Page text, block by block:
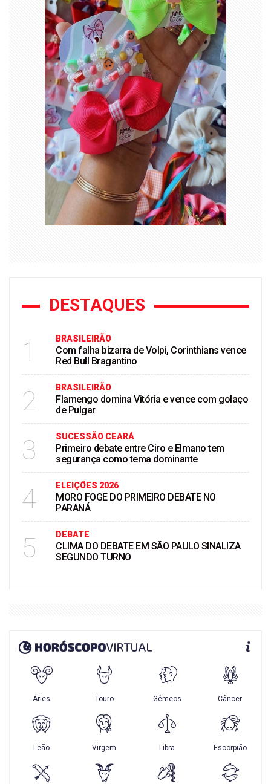
DESTAQUES
1 BRASILEIRÃO
Com falha bizarra de Volpi, Corinthians vence
Red Bull Bragantino
2 BRASILEIRÃO
Flamengo domina Vitória e vence com golaço
de Pulgar
3 SUCESSÃO CEARÁ
Primeiro debate entre Ciro e Elmano tem
segurança como tema dominante
4 ELEIÇÖES 2026
MORO FOGE DO PRIMEIRO DEBATE NO
PARANÁ
5 DEBATE
CLIMA DO DEBATE EM SÃO PAULO SINALIZA
SEGUNDO TURNO